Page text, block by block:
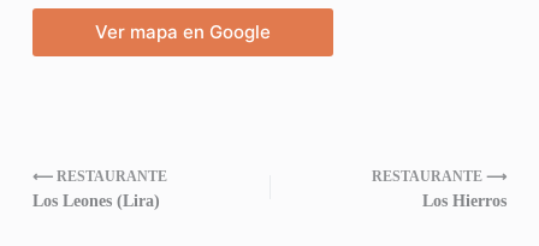
Ver mapa en Google
⟵ RESTAURANTE
Los Leones (Lira)
RESTAURANTE ⟶
Los Hierros